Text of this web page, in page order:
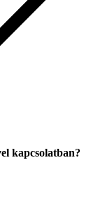
kapcsolatban?